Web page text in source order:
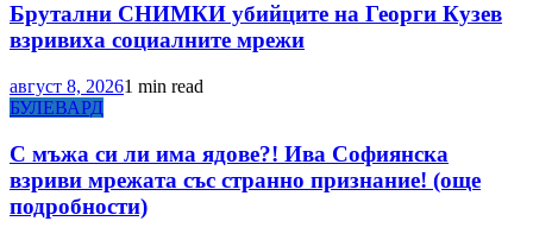
Брутални СНИМКИ убийците на Георги Кузев
взривиха социалните мрежи
август 8, 20261 min read
БУЛЕВАРД
С мъжа си ли има ядове?! Ива Софиянска
взриви мрежата със странно признание! (още
подробности)